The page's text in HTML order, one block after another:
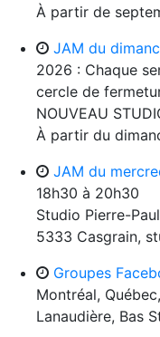
À partir de
JAM du
2026 : Chaque
cercle de
NOUVEAU
À partir du
JAM du
18h30 à 20h30
Studio Pierre-
5333 Casgrain,
Groupes
Montréal,
Lanaudière, Bas